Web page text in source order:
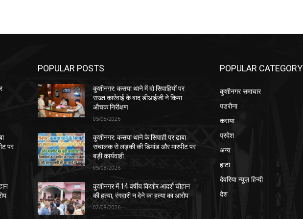
पर
POPULAR POSTS
कुशीनगर: कसया थाने में दो सिपाहियों पर
सख्त कार्रवाई के बाद डीआईजी ने किया
औचक निरीक्षण
05/08/2026
कुशीनगर: कसया थाने के सिपाही पर ढाबा
संचालक से लड़की की डिमांड और मारपीट पर
बड़ी कार्यवाही
05/08/2026
कुशीनगर में 14 वर्षीय किशोर आदर्श चौहान
की हत्या, रंगदारी न देने का हत्या का आरोप
02/08/2026
POPULAR CATEGORY
कुशीनगर समाचार
पडरौना
कसया
प्रदेश
अन्य
हाटा
देवरिया न्यूज़ हिन्दी
देश